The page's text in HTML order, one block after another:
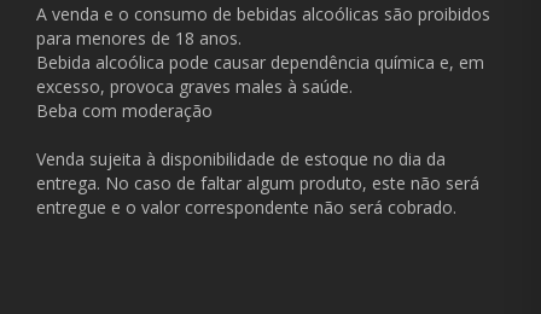
A venda e o consumo de bebidas alcoólicas são proibidos
para menores de 18 anos.
Bebida alcoólica pode causar dependência química e, em
excesso, provoca graves males à saúde.
Beba com moderação
Venda sujeita à disponibilidade de estoque no dia da
entrega. No caso de faltar algum produto, este não será
entregue e o valor correspondente não será cobrado.